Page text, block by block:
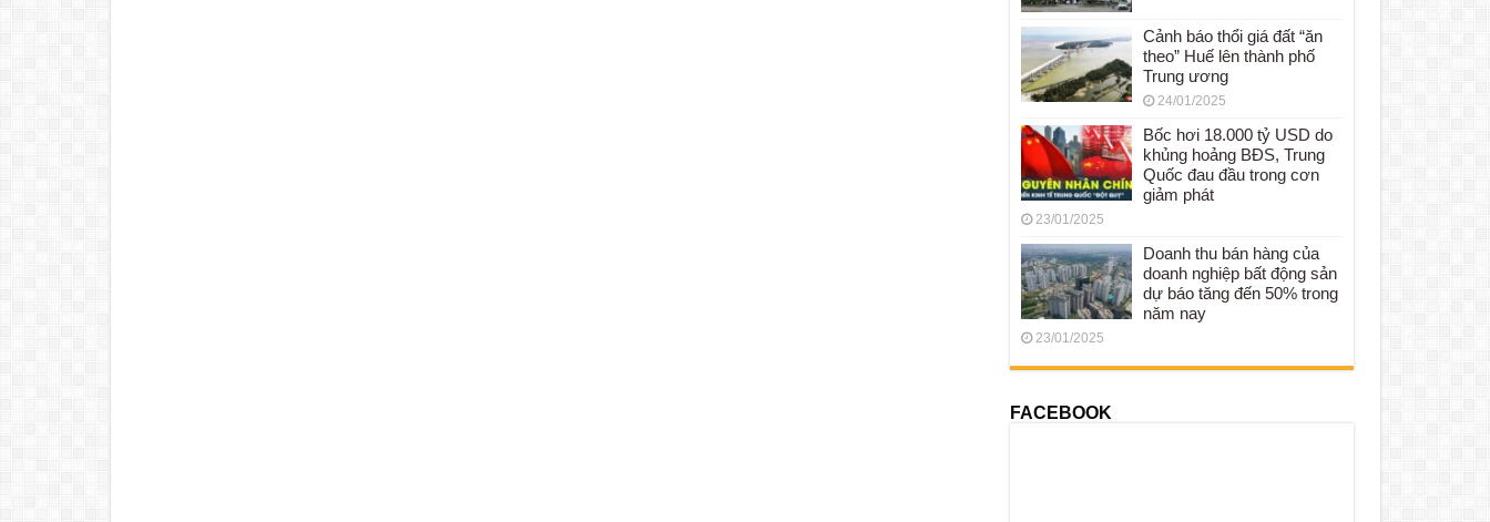
Cảnh báo thổi giá đất “ăn
theo” Huế lên thành phố
Trung ương
24/01/2025
Bốc hơi 18.000 tỷ USD do
khủng hoảng BĐS, Trung
Quốc đau đầu trong cơn
giảm phát
23/01/2025
Doanh thu bán hàng của
doanh nghiệp bất động sản
dự báo tăng đến 50% trong
năm nay
23/01/2025
FACEBOOK